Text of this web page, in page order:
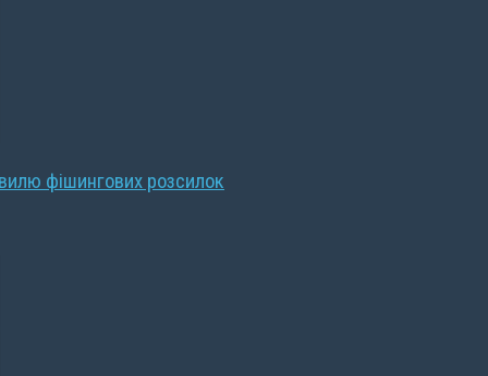
фішингових розсилок